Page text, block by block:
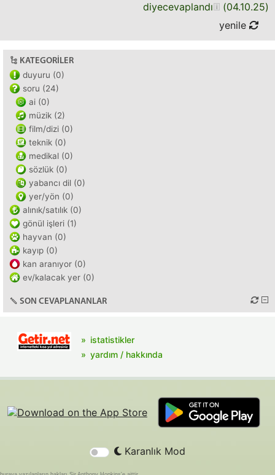
diyecevaplandı (04.10.25)
yenile
KATEGORILER
duyuru (0)
soru (24)
ai (0)
müzik (2)
film/dizi (0)
teknik (0)
medikal (0)
sözlük (0)
yabancı dil (0)
yer/yön (0)
alınık/satılık (0)
gönül işleri (1)
hayvan (0)
kayıp (0)
kan aranıyor (0)
ev/kalacak yer (0)
SON CEVAPLANANLAR
istatistikler
yardım / hakkında
Karanlık Mod